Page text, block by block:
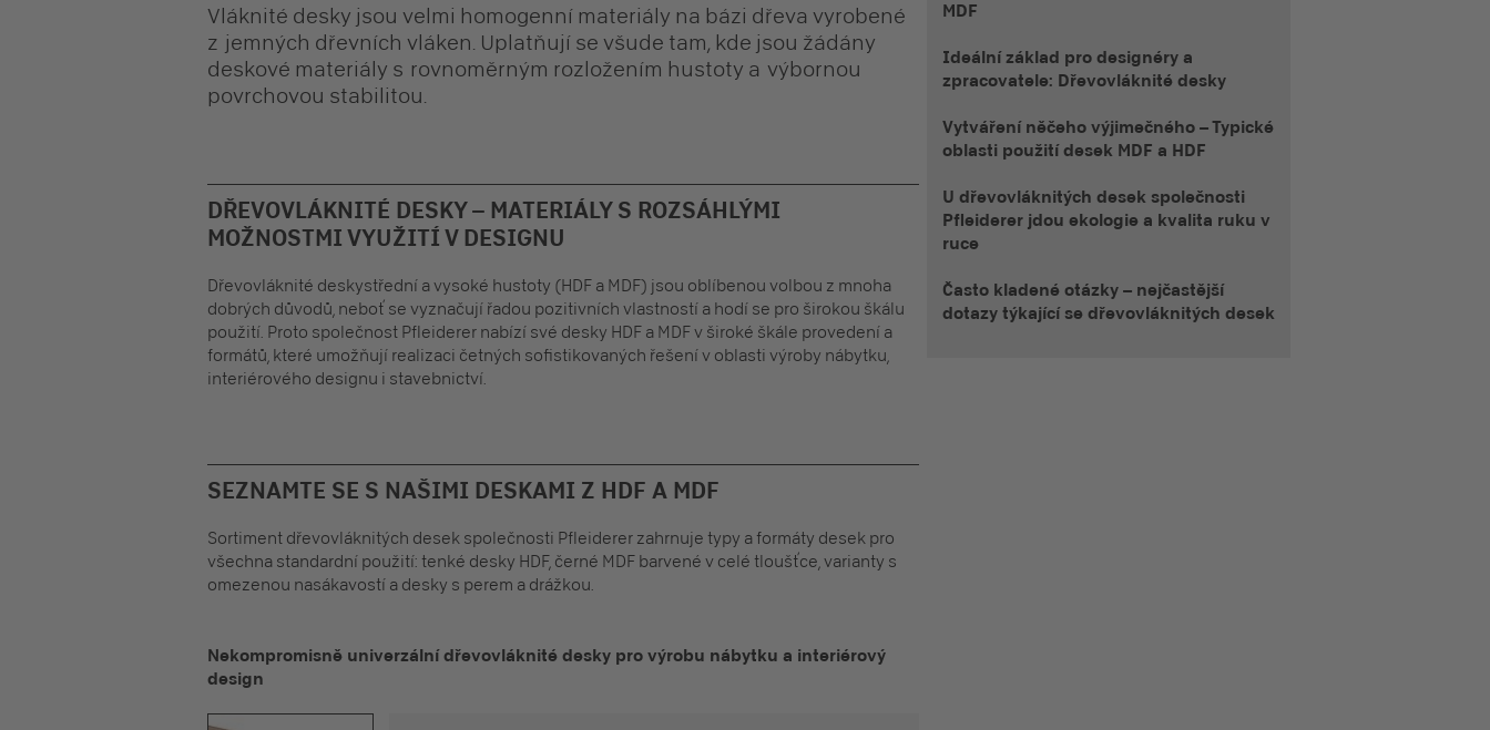
Vláknité desky jsou velmi homogenní materiály na bázi dřeva vyrobené
z jemných dřevních vláken. Uplatňují se všude tam, kde jsou žádány
deskové materiály s rovnoměrným rozložením hustoty a výbornou
povrchovou stabilitou.
MDF
Ideální základ pro designéry a
zpracovatele: Dřevovláknité desky
Vytváření něčeho výjimečného – Typické
oblasti použití desek MDF a HDF
U dřevovláknitých desek společnosti
Pfleiderer jdou ekologie a kvalita ruku v
ruce
Často kladené otázky – nejčastější
dotazy týkající se dřevovláknitých desek
DŘEVOVLÁKNITÉ DESKY – MATERIÁLY S ROZSÁHLÝMI
MOŽNOSTMI VYUŽITÍ V DESIGNU
Dřevovláknité deskystřední a vysoké hustoty (HDF a MDF) jsou oblíbenou volbou z mnoha
dobrých důvodů, neboť se vyznačují řadou pozitivních vlastností a hodí se pro širokou škálu
použití. Proto společnost Pfleiderer nabízí své desky HDF a MDFv široké škále provedení a
formátů, které umožňují realizaci četných sofistikovaných řešení v oblasti výroby nábytku,
interiérového designu i stavebnictví.
SEZNAMTE SE S NAŠIMI DESKAMI Z HDF A MDF
Sortiment dřevovláknitých desek společnosti Pfleiderer zahrnuje typy a formáty desek pro
všechna standardní použití: tenké desky HDF, černé MDF barvené v celé tloušťce, varianty s
omezenou nasákavostí a desky s perem a drážkou.
Nekompromisně univerzální dřevovláknité desky pro výrobu nábytku a interiérový
design